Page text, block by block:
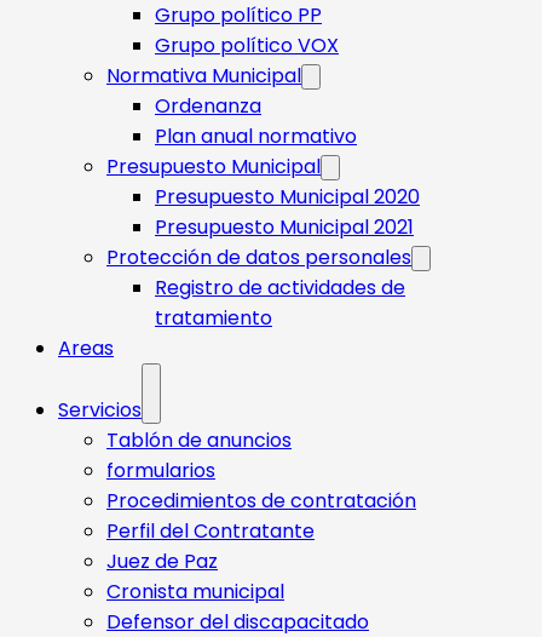
Grupo político PP
Grupo político VOX
Normativa Municipal
Ordenanza
Plan anual normativo
Presupuesto Municipal
Presupuesto Municipal 2020
Presupuesto Municipal 2021
Protección de datos personales
Registro de actividades de
tratamiento
Areas
Servicios
Tablón de anuncios
formularios
Procedimientos de contratación
Perfil del Contratante
Juez de Paz
Cronista municipal
Defensor del discapacitado